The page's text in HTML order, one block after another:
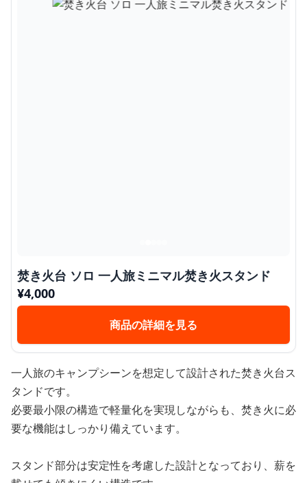
焚き火台 ソロ 一人旅ミニマル焚き火スタンド
¥4,000
商品の詳細を見る
一人旅のキャンプシーンを想定して設計された焚き火台ス
タンドです。
必要最小限の構造で軽量化を実現しながらも、焚き火に必
要な機能はしっかり備えています。
スタンド部分は安定性を考慮した設計となっており、薪を